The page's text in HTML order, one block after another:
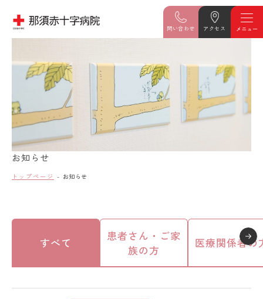
問い合わせ アクセス
お知らせ
トップページ お知らせ
すべて
患者さん・ご家
族の方
医療関係者の